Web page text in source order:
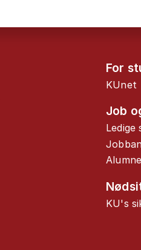
For
KUnet
Job
Ledige
Alumne
KU's